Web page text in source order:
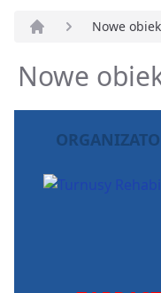
Nowe
Nowe